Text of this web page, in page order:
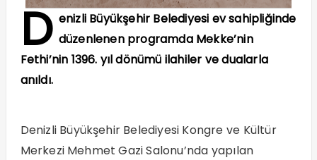
D enizli Büyükşehir Belediyesi ev sahipliğinde
düzenlenen programda Mekke’nin
Fethi’nin 1396. yıl dönümü ilahiler ve dualarla
anıldı.
Denizli Büyükşehir Belediyesi Kongre ve Kültür
Merkezi Mehmet Gazi Salonu’nda yapılan